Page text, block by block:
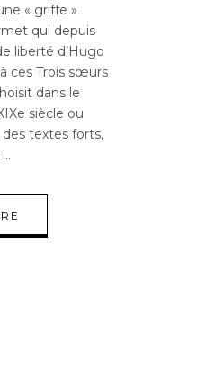
« griffe »
qui depuis
liberté d’Hugo
ces Trois sœurs
dans le
siècle ou
textes forts,